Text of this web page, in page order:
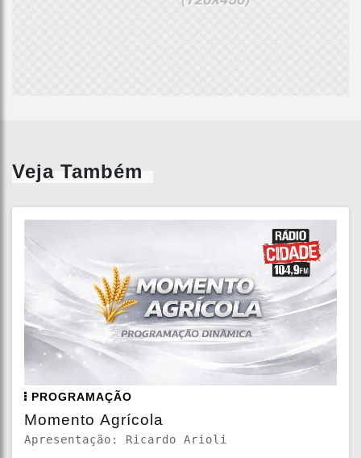
Veja Também
PROGRAMAÇÃO
Momento Agrícola
Apresentação: Ricardo Arioli